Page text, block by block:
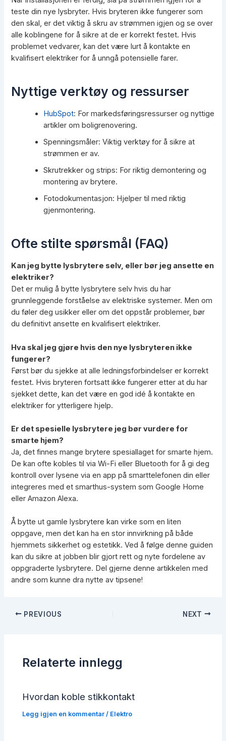
teste din nye lysbryter. Hvis bryteren ikke fungerer som
den skal, er det viktig å skru av strømmen igjen og se over
alle koblingene for å sikre at de er korrekt festet. Hvis
problemet vedvarer, kan det være lurt å kontakte en
kvalifisert elektriker for å unngå potensielle farer.
Nyttige verktøy og ressurser
HubSpot: For markedsføringsressurser og nyttige
artikler om boligrenovering.
Spenningsmåler: Viktig verktøy for å sikre at
strømmen er av.
Skrutrekker og strips: For riktig demontering og
montering av brytere.
Fotodokumentasjon: Hjelper til med riktig
gjenmontering.
Ofte stilte spørsmål (FAQ)
Kan jeg bytte lysbrytere selv, eller bør jeg ansette en
elektriker?
Det er mulig å bytte lysbrytere selv hvis du har
grunnleggende forståelse av elektriske systemer. Men om
du føler deg usikker eller om det oppstår problemer, bør
du definitivt ansette en kvalifisert elektriker.
Hva skal jeg gjøre hvis den nye lysbryteren ikke
fungerer?
Først bør du sjekke at alle ledningsforbindelser er korrekt
festet. Hvis bryteren fortsatt ikke fungerer etter at du har
sjekket dette, kan det være en god idé å kontakte en
elektriker for ytterligere hjelp.
Er det spesielle lysbrytere jeg bør vurdere for
smarte hjem?
Ja, det finnes mange brytere spesiallaget for smarte hjem.
De kan ofte kobles til via Wi-Fi eller Bluetooth for å gi deg
kontroll over lysene via en app på smarttelefonen din eller
integreres med et smarthus-system som Google Home
eller Amazon Alexa.
Å bytte ut gamle lysbrytere kan virke som en liten
oppgave, men det kan ha en stor innvirkning på både
hjemmets sikkerhet og estetikk. Ved å følge denne guiden
kan du sikre at jobben blir gjort rett og nyte fordelene av
oppgraderte lysbrytere. Del gjerne denne artikkelen med
andre som kunne dra nytte av tipsene!
Post PREVIOUS NEXT
Relaterte innlegg
Hvordan koble stikkontakt
Legg igjen en kommentar / Elektro